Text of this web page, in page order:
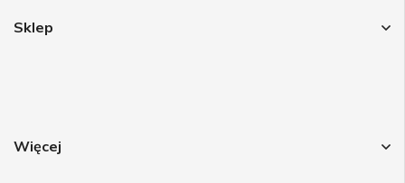
Sklep
Więcej